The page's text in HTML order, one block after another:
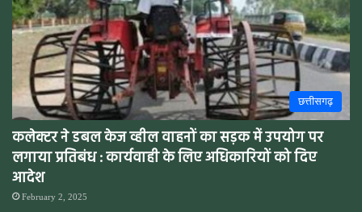
छत्तीसगढ़
कलेक्टर ने डबल केज व्हील वाहनों का सड़क में उपयोग पर
लगाया प्रतिबंध : कार्यवाही के लिए अधिकारियों को दिए
आदेश
February 2, 2025